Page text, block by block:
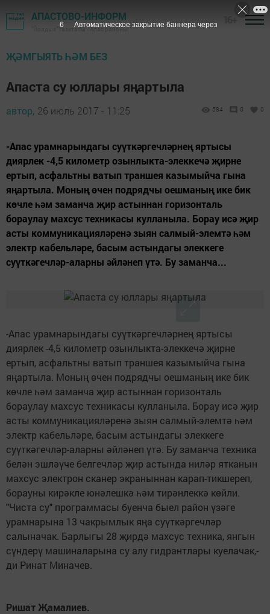
АПАСТОВО-ИНФОРМ
"Йолдыз" газетасы - Апас районы
ҖӘМГЫЯТЬ ҺӘМ БЕЗ
Апаста су юллары яңартыла
автор, 26 июль 2017 - 11:25 584 0 0
-Апас урамнарындагы суүткәргечләрнең яртысы
диярлек -4,5 километр озынлыкта-элеккечә җирне
ертып, асфальтны ватып траншея казымыйча гына
яңартыла. Моның өчен подрядчы оешманың ике бик
көчле һәм заманча җир астыннан горизонталь
бораулау махсус техникасы кулланыла. Борау исә җир
асты коммуникацияләренә зыян салмый-элемтә һәм
электр кабельләре, басым астындагы элеккеге
суүткәгечләр-аларны әйләнеп үтә. Бу заманча...
-Апас урамнарындагы суүткәргечләрнең яртысы
диярлек -4,5 километр озынлыкта-элеккечә җирне
ертып, асфальтны ватып траншея казымыйча гына
яңартыла. Моның өчен подрядчы оешманың ике бик
көчле һәм заманча җир астыннан горизонталь
бораулау махсус техникасы кулланыла. Борау исә җир
асты коммуникацияләренә зыян салмый-элемтә һәм
электр кабельләре, басым астындагы элеккеге
суүткәгечләр-аларны әйләнеп үтә. Бу заманча техника
белән эшләүче белгечләр җир астында ниләр ятканын
махсус электрон сканер экраныннан карап-тикшереп,
борауны кирәкле юнәлешкә һәм тирәнлеккә көйли.
"Чиста су" программасы буенча быел район үзәге
урамнарына 13 чакрымлык яңа суүткәргечләр
салыначак. Барлыгы 28 җирдә махсус техника, янгын
сүндерү машиналарына су алу гидрантлары куелачак,-
ди Ринат Миначев.
Ришат Җамалиев.
6 Автоматическое закрытие баннера через